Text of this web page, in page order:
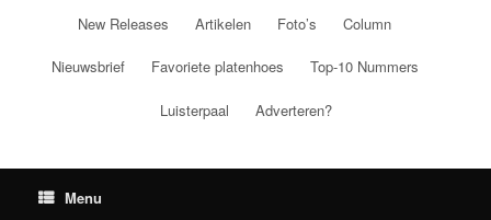
New Releases Artikelen Foto’s Column
Nieuwsbrief Favoriete platenhoes Top-10 Nummers
Luisterpaal Adverteren?
Menu